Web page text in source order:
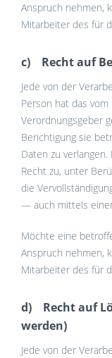
Anspruch nehmen,
Mitarbeiter des für
c) Recht auf
Jede von der
Person hat das
Verordnungsgeber
Berichtigung sie
Daten zu
Recht zu, unter
die
— auch mittels
Möchte eine
Anspruch nehmen,
Mitarbeiter des für
d) Recht auf
werden)
Jede von der